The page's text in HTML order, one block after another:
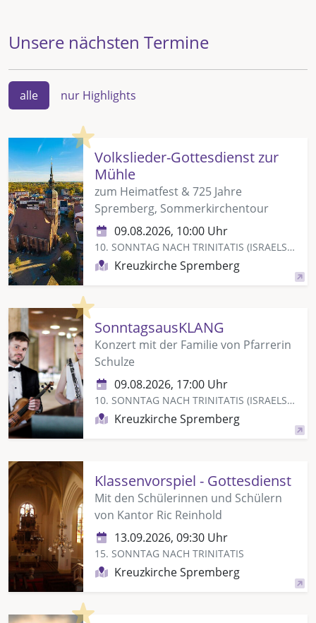
Unsere nächsten Termine
alle nur Highlights
Highlight
Volkslieder-Gottesdienst zur
Mühle
zum Heimatfest & 725 Jahre
Spremberg, Sommerkirchentour
09.08.2026, 10:00 Uhr
10. SONNTAG NACH TRINITATIS (ISRAELSONNTAG)
Kreuzkirche Spremberg
Highlight
SonntagsausKLANG
Konzert mit der Familie von Pfarrerin
Schulze
09.08.2026, 17:00 Uhr
10. SONNTAG NACH TRINITATIS (ISRAELSONNTAG)
Kreuzkirche Spremberg
Klassenvorspiel - Gottesdienst
Mit den Schülerinnen und Schülern
von Kantor Ric Reinhold
13.09.2026, 09:30 Uhr
15. SONNTAG NACH TRINITATIS
Kreuzkirche Spremberg
Highlight